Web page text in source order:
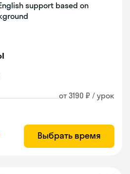
support based on
от 3190 ₽ / урок
Выбрать время